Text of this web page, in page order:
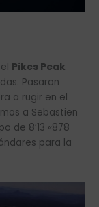
Pikes Peak
Pasaron
a rugir en el
a Sebastien
de 8’13 «878
para la